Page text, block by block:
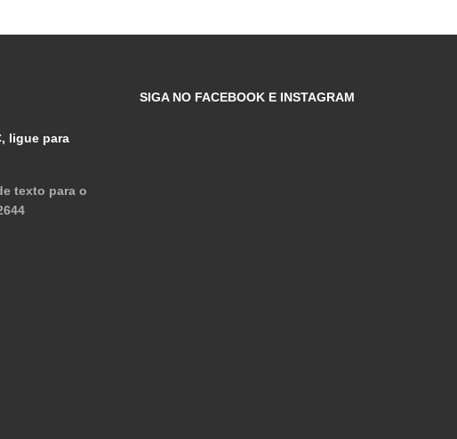
ligue para
texto para o
SIGA NO FACEBOOK E INSTAGRAM